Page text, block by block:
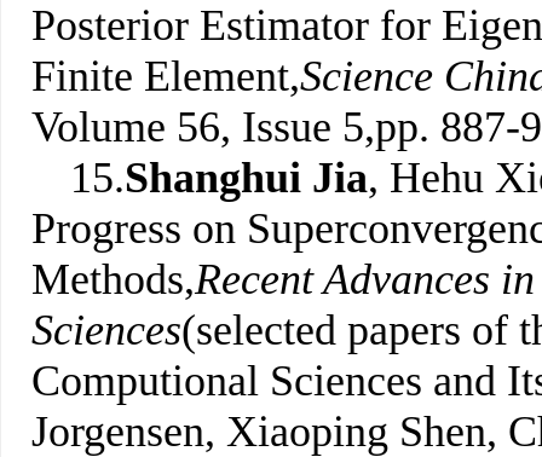
Posterior Estimator for
Finite Element,Science
Volume 56, Issue 5,pp. 887-
15.Shanghui Jia, Hehu
Progress on
Methods,Recent Advances
Sciences(selected papers of
Computional Sciences and
Jorgensen, Xiaoping Shen,